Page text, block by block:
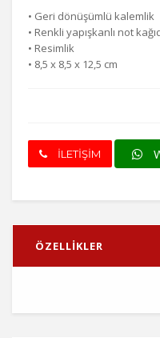
• Geri dönüşümlü kalemlik
• Renkli yapışkanlı not
• Resimlik
• 8,5 x 8,5 x 12,5 cm
İLETİŞİM
ÖZELLİKLER